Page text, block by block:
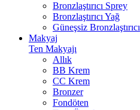
Bronzlaştırıcı Sprey
Bronzlaştırıcı Yağ
Güneşsiz Bronzlaştırıcı
Makyaj
Ten Makyajı
Allık
BB Krem
CC Krem
Bronzer
Fondöten